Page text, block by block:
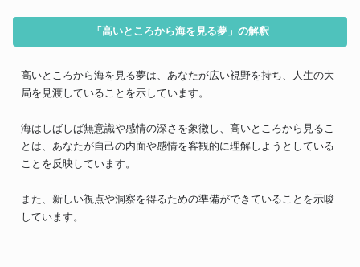
「高いところから海を見る夢」の解釈
高いところから海を見る夢は、あなたが広い視野を持ち、人生の大
局を見渡していることを示しています。
海はしばしば無意識や感情の深さを象徴し、高いところから見るこ
とは、あなたが自己の内面や感情を客観的に理解しようとしている
ことを反映しています。
また、新しい視点や洞察を得るための準備ができていることを示唆
しています。